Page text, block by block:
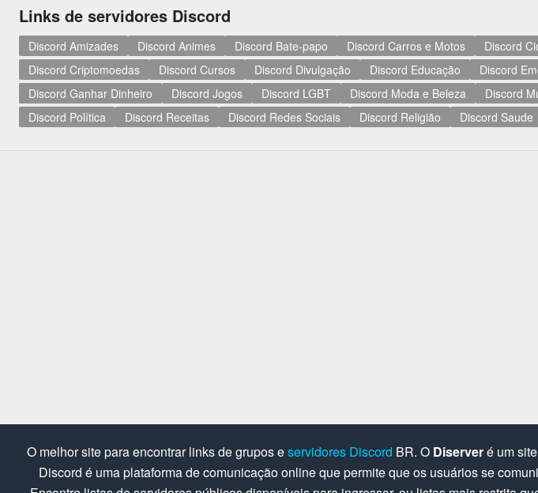
Links de servidores Discord
Discord Amizades Discord Animes Discord Bate-papo Discord Carros e Motos Discord
Discord Criptomoedas
Discord Cursos Discord Divulgação Discord Educação Discord
Discord Ganhar Dinheiro
Discord Jogos Discord LGBT Discord Moda e Beleza Discord
Discord Política
Discord Receitas Discord Redes Sociais Discord Religião Discord Saude
O melhor site para encontrar links de grupos eservidores Discord BR. O Diserveré um
Discord é uma plataforma de comunicação online que permite que os usuários se